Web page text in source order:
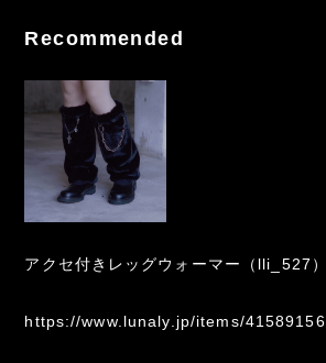
Recommended
アクセ付きレッグウォーマー（lli_527）
https://www.lunaly.jp/items/41589156